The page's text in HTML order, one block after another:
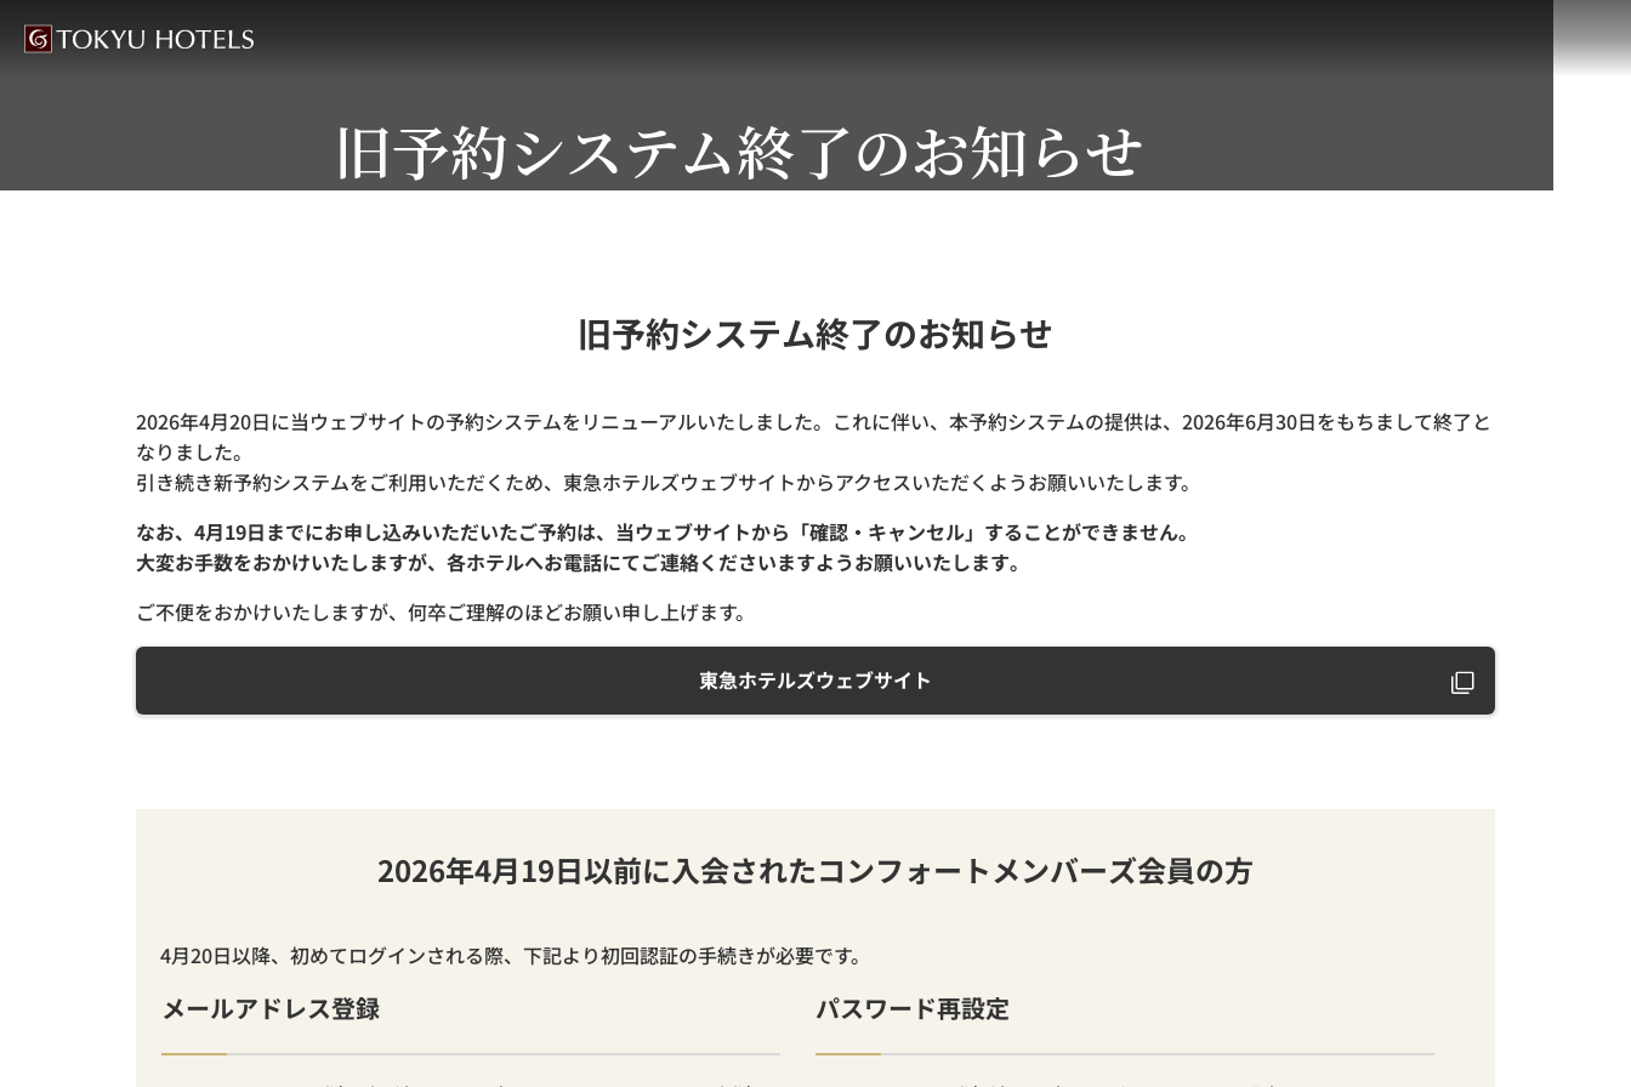
旧予約システム終了のお知らせ
旧予約システム終了のお知らせ
2026年4月20日に当ウェブサイトの予約システムをリニューアルいたしました。これに伴い、本予約システムの提供は、2026年6月30日をもちまして終了と
なりました。
引き続き新予約システムをご利用いただくため、東急ホテルズウェブサイトからアクセスいただくようお願いいたします。
なお、4月19日までにお申し込みいただいたご予約は、当ウェブサイトから「確認・キャンセル」することができません。
大変お手数をおかけいたしますが、各ホテルへお電話にてご連絡くださいますようお願いいたします。
ご不便をおかけいたしますが、何卒ご理解のほどお願い申し上げます。
東急ホテルズウェブサイト
2026年4月19日以前に入会されたコンフォートメンバーズ会員の方
4月20日以降、初めてログインされる際、下記より初回認証の手続きが必要です。
メールアドレス登録 パスワード再設定